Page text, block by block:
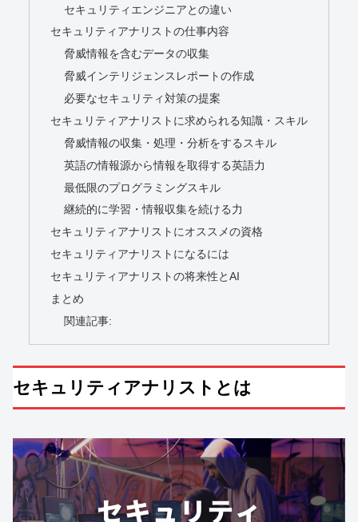
セキュリティエンジニアとの違い
セキュリティアナリストの仕事内容
脅威情報を含むデータの収集
脅威インテリジェンスレポートの作成
必要なセキュリティ対策の提案
セキュリティアナリストに求められる知識・スキル
脅威情報の収集・処理・分析をするスキル
英語の情報源から情報を取得する英語力
最低限のプログラミングスキル
継続的に学習・情報収集を続ける力
セキュリティアナリストにオススメの資格
セキュリティアナリストになるには
セキュリティアナリストの将来性とAI
まとめ
関連記事:
セキュリティアナリストとは